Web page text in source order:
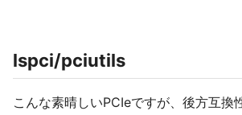
lspci/pciutils
こんな素晴しいPCIeですが、後方互換